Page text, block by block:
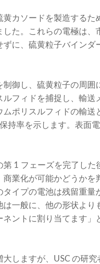
カソードを製造するた
た。これらの電極は、
に、硫黄粒子バインダ
御し、硫黄粒子の周囲
フィドを捕捉し、輸送
ポリスルフィドの輸
持率を示します。表面
1 フェーズを完了した
業化が可能かどうかを
イプの電池は残留重量
一般に、他の形状より
ントに割り当てます」
しますが、USC の研